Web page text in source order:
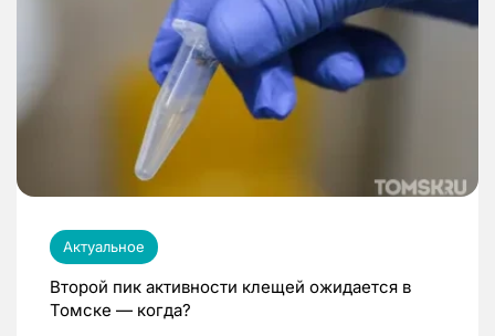
Актуальное
Второй пик активности клещей ожидается в
Томске — когда?